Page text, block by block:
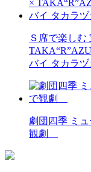
Ｓ席で楽し
バイ タカラヅ
劇団四季 ミ
観劇